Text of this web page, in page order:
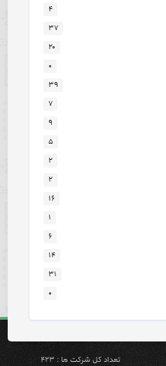
۴
۳۷
۲۰
۰
۳۹
۷
۹
۵
۲
۲
۱۶
۱
۶
۱۴
۳۱
۰
تعداد کل شرکت ها : ۴۲۳